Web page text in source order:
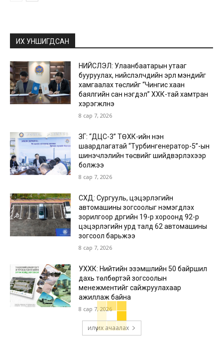
ИХ УНШИГДСАН
НИЙСЛЭЛ: Улаанбаатарын утааг
бууруулах, нийслэлчүүдийн эрүүл мэндийг
хамгаалах төслийг “Чингис хаан
баялгийн сан нэгдэл” ХХК-тай хамтран
хэрэгжүүлнэ
8 сар 7, 2026
ЗГ: “ДЦС-3” ТӨХК-ийн нэн
шаардлагатай “Турбингенератор-5”-ын
шинэчлэлийн төсвийг шийдвэрлэхээр
болжээ
8 сар 7, 2026
СХД: Сургууль, цэцэрлэгийн
автомашины зогсоолыг нэмэгдүүлэх
зорилгоор дүүргийн 19-р хороонд 92-р
цэцэрлэгийн урд талд 62 автомашины
зогсоол барьжээ
8 сар 7, 2026
УХХК: Нийтийн эзэмшлийн 50 байршил
дахь төлбөртэй зогсоолын
менежментийг сайжруулахаар
ажиллаж байна
8 сар 7, 2026
илүү их ачаалах